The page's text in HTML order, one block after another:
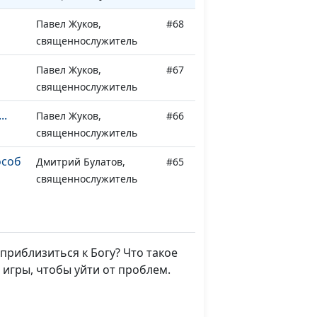
Павел Жуков,
священнослужитель
#68
Павел Жуков,
священнослужитель
#67
Павел Жуков,
священнослужитель
#66
Дмитрий Булатов,
священнослужитель
#65
Дмитрий Булатов,
священнослужитель
#63
к Богу? Что такое
чтобы уйти от проблем.